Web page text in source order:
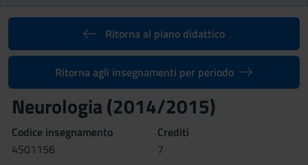
Ritorna al piano didattico
Ritorna agli insegnamenti per periodo
Neurologia (2014/2015)
Codice insegnamento
4S01156
Crediti
7